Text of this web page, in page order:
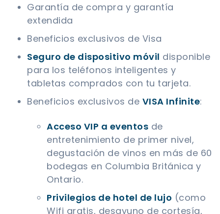
Garantía de compra y garantía
extendida
Beneficios exclusivos de Visa
Seguro de dispositivo móvil disponible
para los teléfonos inteligentes y
tabletas comprados con tu tarjeta.
Beneficios exclusivos de VISA Infinite:
Acceso VIP a eventos de
entretenimiento de primer nivel,
degustación de vinos en más de 60
bodegas en Columbia Británica y
Ontario.
Privilegios de hotel de lujo (como
Wifi gratis, desayuno de cortesía,